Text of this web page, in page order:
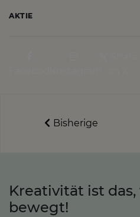
AKTIE
Bisherige
Kreativität ist das,
bewegt!